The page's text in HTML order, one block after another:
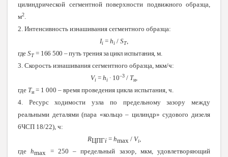
цилиндрической сегментной поверхности подвижного образца,
м2.
2. Интенсивность изнашивания сегментного образца:
Ii = hi / ST,
где ST = 166 500 – путь трения за цикл испытания, м.
3. Скорость изнашивания сегментного образца, мкм/ч:
Vi = hi ∙ 10–3 / Ти,
где Ти = 1 000 – время проведения цикла испытания, ч.
4. Ресурс ходимости узла по предельному зазору между
реальными деталями (пара «кольцо – цилиндр» судового дизеля
6ЧСП 18/22), ч:
RЦПГi = hmax / Vi,
гдеhmax
= 250 – предельный зазор, мкм, удовлетворяющий